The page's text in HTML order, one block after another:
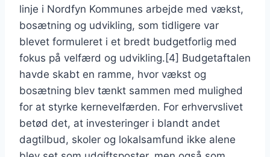
linje i Nordfyn Kommunes arbejde med vækst,
bosætning og udvikling, som tidligere var
blevet formuleret i et bredt budgetforlig med
fokus på velfærd og udvikling.[4] Budgetaftalen
havde skabt en ramme, hvor vækst og
bosætning blev tænkt sammen med mulighed
for at styrke kernevelfærden. For erhvervslivet
betød det, at investeringer i blandt andet
dagtilbud, skoler og lokalsamfund ikke alene